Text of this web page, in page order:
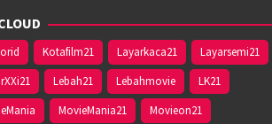
Kotafilm21 Layarkaca21
Layarsemi21
Lebah21 Lebahmovie
LK21
MovieMania21 Movieon21